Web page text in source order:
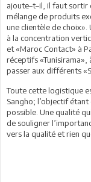
ajoute–t–il, il faut sortir
mélange de produits
une clientèle de
à la concentration
et «Maroc Contact» à
réceptifs «Tunisirama»,
passer aux différents
Toute cette logistique
Sangho; l’objectif
possible. Une qualité
de souligner
vers la qualité et rien